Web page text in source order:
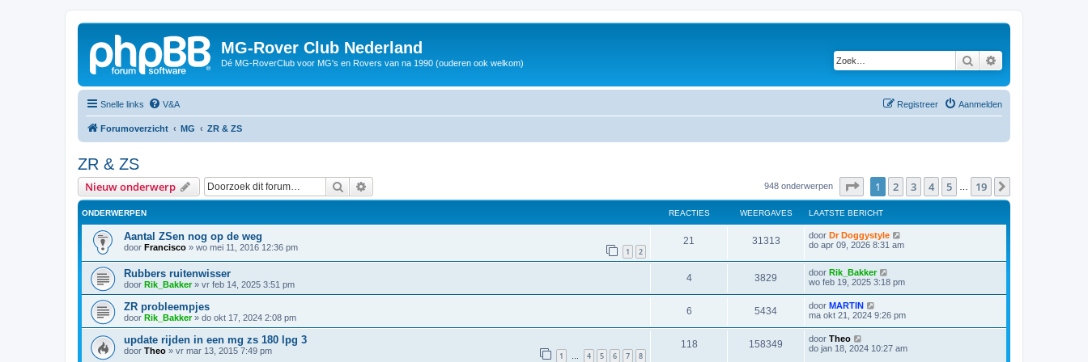
MG-Rover Club Nederland
Dé MG-RoverClub voor MG's en Rovers van na 1990 (ouderen ook welkom) Zoek
Snelle links V&A Aanmelden
Registreer
Forumoverzicht MG ZR & ZS
ZR & ZS
Nieuw onderwerp Zoek 948 onderwerpen Pagina1 van 19
1 2 3 4 5 19
ONDERWERPEN REACTIES WEERGAVES LAATSTE BERICHT
Aantal ZSen nog op de weg
door Francisco » wo mei 11, 2016 12:36 pm 1 2
21 31313 door Dr Doggystyle
do apr 09, 2026 8:31 am
Rubbers ruitenwisser
door Rik_Bakker» vr feb 14, 2025 3:51 pm
4 3829 door Rik_Bakker
wo feb 19, 2025 3:18 pm
ZR probleempjes
door Rik_Bakker» do okt 17, 2024 2:08 pm
6 5434 door MARTIN
ma okt 21, 2024 9:26 pm
update rijden in een mg zs 180 lpg 3
door Theo » vr mar 13, 2015 7:49 pm 1 … 4 5 6 7 8
118 158349 door Theo
do jan 18, 2024 10:27 am